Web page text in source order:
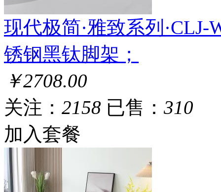
现代极简·雅致系列·CLJ-
锈钢黑钛脚架；
￥2708.00
关注： 2158 已售： 310
加入套餐